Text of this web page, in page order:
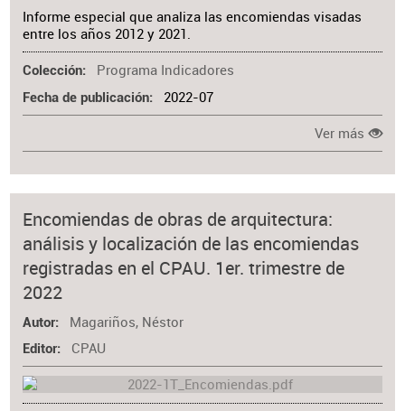
Informe especial que analiza las encomiendas visadas
entre los años 2012 y 2021.
Colección Programa Indicadores
Fecha de publicación 2022-07
Ver más
Encomiendas de obras de arquitectura:
análisis y localización de las encomiendas
registradas en el CPAU. 1er. trimestre de
2022
Autor Magariños, Néstor
Editor CPAU